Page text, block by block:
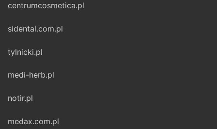
centrumcosmetica.pl
sidental.com.pl
tylnicki.pl
medi-herb.pl
notir.pl
medax.com.pl